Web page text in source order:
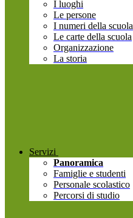
I luoghi
Le persone
I numeri della scuola
Le carte della scuola
Organizzazione
La storia
Servizi
Panoramica
Famiglie e studenti
Personale scolastico
Percorsi di studio